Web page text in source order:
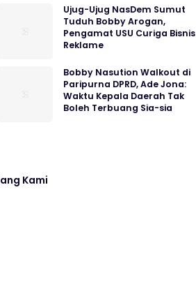
Ujug-Ujug NasDem Sumut
Tuduh Bobby Arogan,
Pengamat USU Curiga Bisnis
Reklame
Bobby Nasution Walkout di
Paripurna DPRD, Ade Jona:
Waktu Kepala Daerah Tak
Boleh Terbuang Sia-sia
Kami